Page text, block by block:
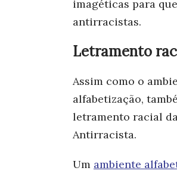
imagéticas para
antirracistas.
Letramento
Assim como o
alfabetização,
letramento racial
Antirracista.
Um ambiente